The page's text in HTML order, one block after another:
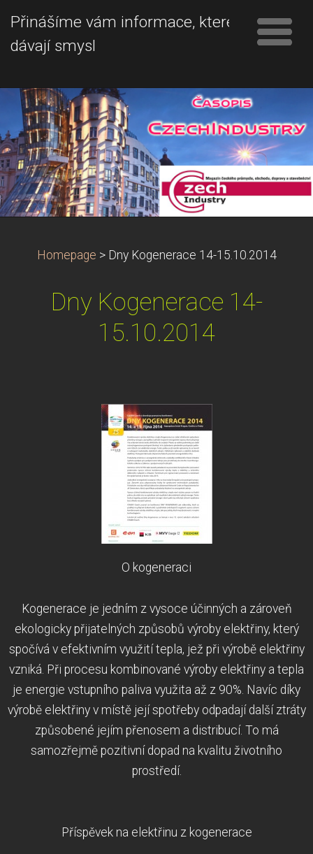
Přinášíme vám informace, které
dávají smysl
Homepage > Dny Kogenerace 14-15.10.2014
Dny Kogenerace 14-
15.10.2014
O kogeneraci
Kogenerace je jedním z vysoce účinných a zároveň
ekologicky přijatelných způsobů výroby elektřiny, který
spočívá v efektivním využití tepla, jež při výrobě elektřiny
vzniká. Při procesu kombinované výroby elektřiny a tepla
je energie vstupního paliva využita až z 90%. Navíc díky
výrobě elektřiny v místě její spotřeby odpadají další ztráty
způsobené jejím přenosem a distribucí. To má
samozřejmě pozitivní dopad na kvalitu životního
prostředí.
Příspěvek na elektřinu z kogenerace